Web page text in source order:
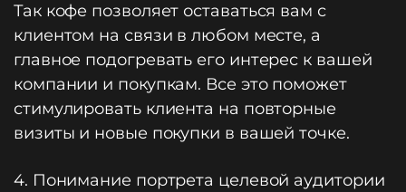
Так кофе позволяет оставаться вам с
клиентом на связи в любом месте, а
главное подогревать его интерес к вашей
компании и покупкам. Все это поможет
стимулировать клиента на повторные
визиты и новые покупки в вашей точке.
4. Понимание портрета целевой аудитории